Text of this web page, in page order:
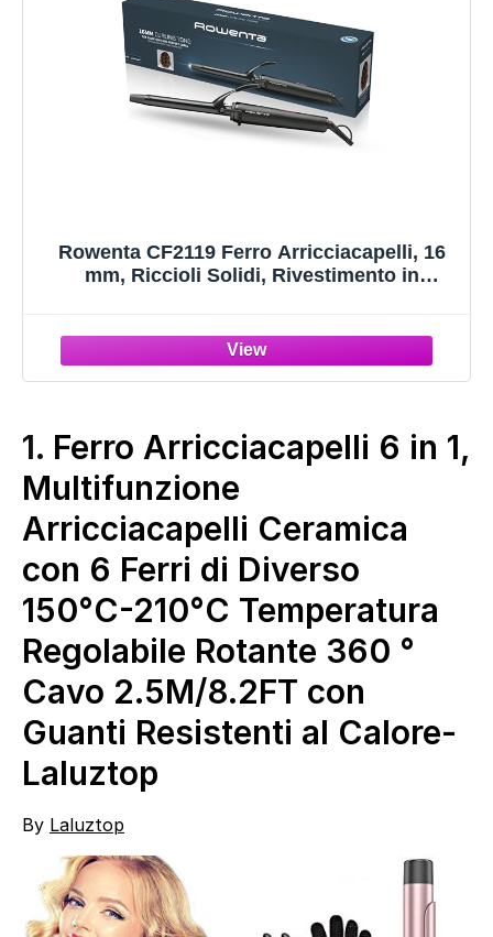
Rowenta CF2119 Ferro Arricciacapelli, 16
mm, Riccioli Solidi, Rivestimento in
Nero/Rosso
1. Ferro Arricciacapelli 6 in 1,
Multifunzione
Arricciacapelli Ceramica
con 6 Ferri di Diverso
150°C-210°C Temperatura
Regolabile Rotante 360 °
Cavo 2.5M/8.2FT con
Guanti Resistenti al Calore-
Laluztop
By Laluztop